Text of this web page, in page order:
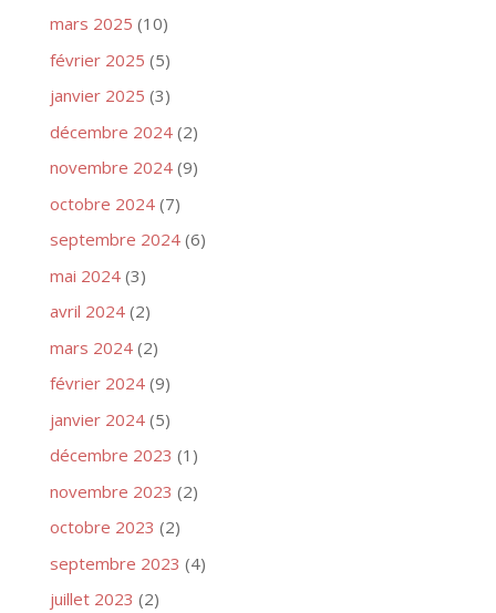
mars 2025 (10)
février 2025 (5)
janvier 2025 (3)
décembre 2024(2)
novembre 2024(9)
octobre 2024(7)
septembre 2024(6)
mai 2024(3)
avril 2024(2)
mars 2024(2)
février 2024(9)
janvier 2024(5)
décembre 2023 (1)
novembre 2023 (2)
octobre 2023 (2)
septembre 2023 (4)
juillet 2023 (2)